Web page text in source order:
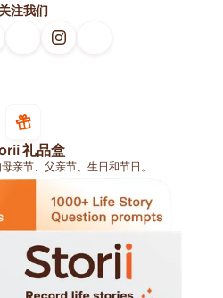
关注我们
礼品盒
亲节、父亲节、生日和节日。